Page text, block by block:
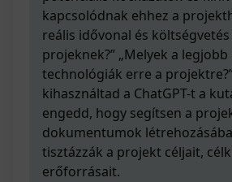
kapcsolódnak ehhez a
reális idővonal és
projeknek?” „Melyek a
technológiák erre a
kihasználtad a ChatGPT-t a
engedd, hogy segítsen a
dokumentumok
tisztázzák a projekt céljait,
erőforrásait.